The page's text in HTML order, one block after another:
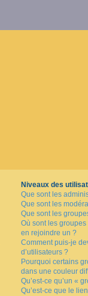
Niveaux des
Que sont les
Que sont les
Que sont les
Où sont les
en rejoindre un ?
Comment puis-je
d’utilisateurs ?
Pourquoi certains
dans une couleur
Qu’est-ce qu’un «
Qu’est-ce que le